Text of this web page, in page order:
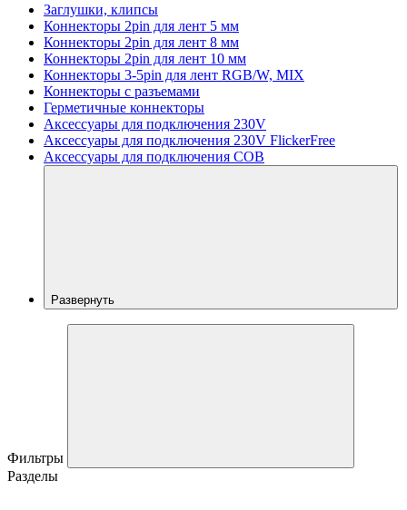
Заглушки, клипсы
Коннекторы 2pin для лент 5 мм
Коннекторы 2pin для лент 8 мм
Коннекторы 2pin для лент 10 мм
Коннекторы 3-5pin для лент RGB/W, MIX
Коннекторы с разъемами
Герметичные коннекторы
Аксессуары для подключения 230V
Аксессуары для подключения 230V FlickerFree
Аксессуары для подключения COB
Развернуть
Фильтры
Разделы